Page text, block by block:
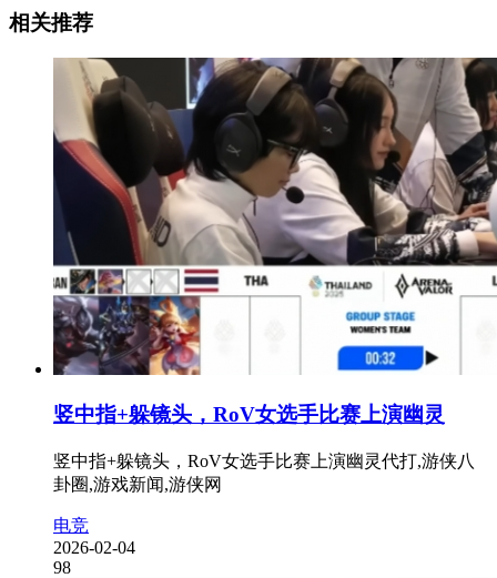
相关推荐
竖中指+躲镜头，RoV女选手比赛上演幽灵
竖中指+躲镜头，RoV女选手比赛上演幽灵代打,游侠八
卦圈,游戏新闻,游侠网
电竞
2026-02-04
98